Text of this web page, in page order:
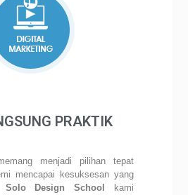
PRAKTIK
menjadi pilihan tepat
mencapai kesuksesan yang
Solo Design School
kami